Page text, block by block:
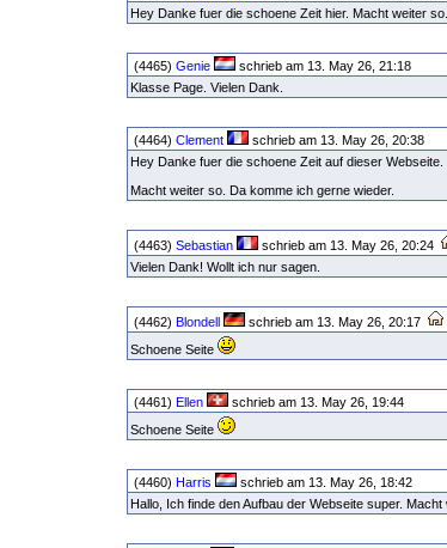
Hey Danke fuer die schoene Zeit hier. Macht weiter
(4465) Genie
schrieb am 13. May 26, 21:18
Klasse Page. Vielen Dank.
(4464) Clement
schrieb am 13. May 26, 20:38
Hey Danke fuer die schoene Zeit auf dieser Webseite.
Macht weiter so. Da komme ich gerne wieder.
(4463) Sebastian
schrieb am 13. May 26, 20:24
Vielen Dank! Wollt ich nur sagen.
(4462) Blondell
schrieb am 13. May 26, 20:17
Schoene Seite
(4461) Ellen
schrieb am 13. May 26, 19:44
Schoene Seite
(4460) Harris
schrieb am 13. May 26, 18:42
Hallo, Ich finde den Aufbau der Webseite super. Macht